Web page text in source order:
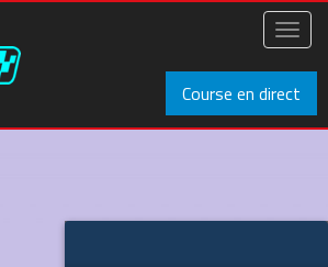
Course en direct